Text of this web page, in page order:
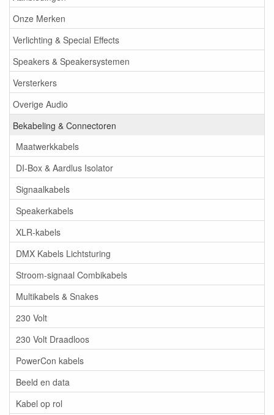
Onze Merken
Verlichting & Special Effects
Speakers & Speakersystemen
Versterkers
Overige Audio
Bekabeling & Connectoren
Maatwerkkabels
DI-Box & Aardlus Isolator
Signaalkabels
Speakerkabels
XLR-kabels
DMX Kabels Lichtsturing
Stroom-signaal Combikabels
Multikabels & Snakes
230 Volt
230 Volt Draadloos
PowerCon kabels
Beeld en data
Kabel op rol